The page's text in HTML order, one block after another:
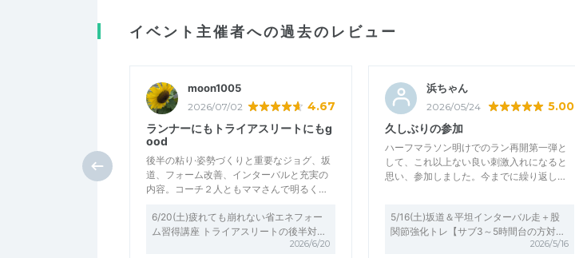
イベント主催者への過去のレビュー
moon1005
2026/07/02 4.67
ランナーにもトライアスリートにもg
ood
後半の粘り·姿勢づくりと重要なジョグ、坂
道、フォーム改善、インターバルと充実の
内容。コーチ２人ともママさんで明るく…
6/20(土)疲れても崩れない省エネフォー
ム習得講座 トライアスリートの後半対…
2026/6/20
浜ちゃん
2026/05/24 5.00
久しぶりの参加
ハーフマラソン明けでのラン再開第一弾と
して、これ以上ない良い刺激入れになると
思い、参加しました。今までに繰り返し…
5/16(土)坂道＆平坦インターバル走＋股
関節強化トレ【サブ3～5時間台の方対…
2026/5/16